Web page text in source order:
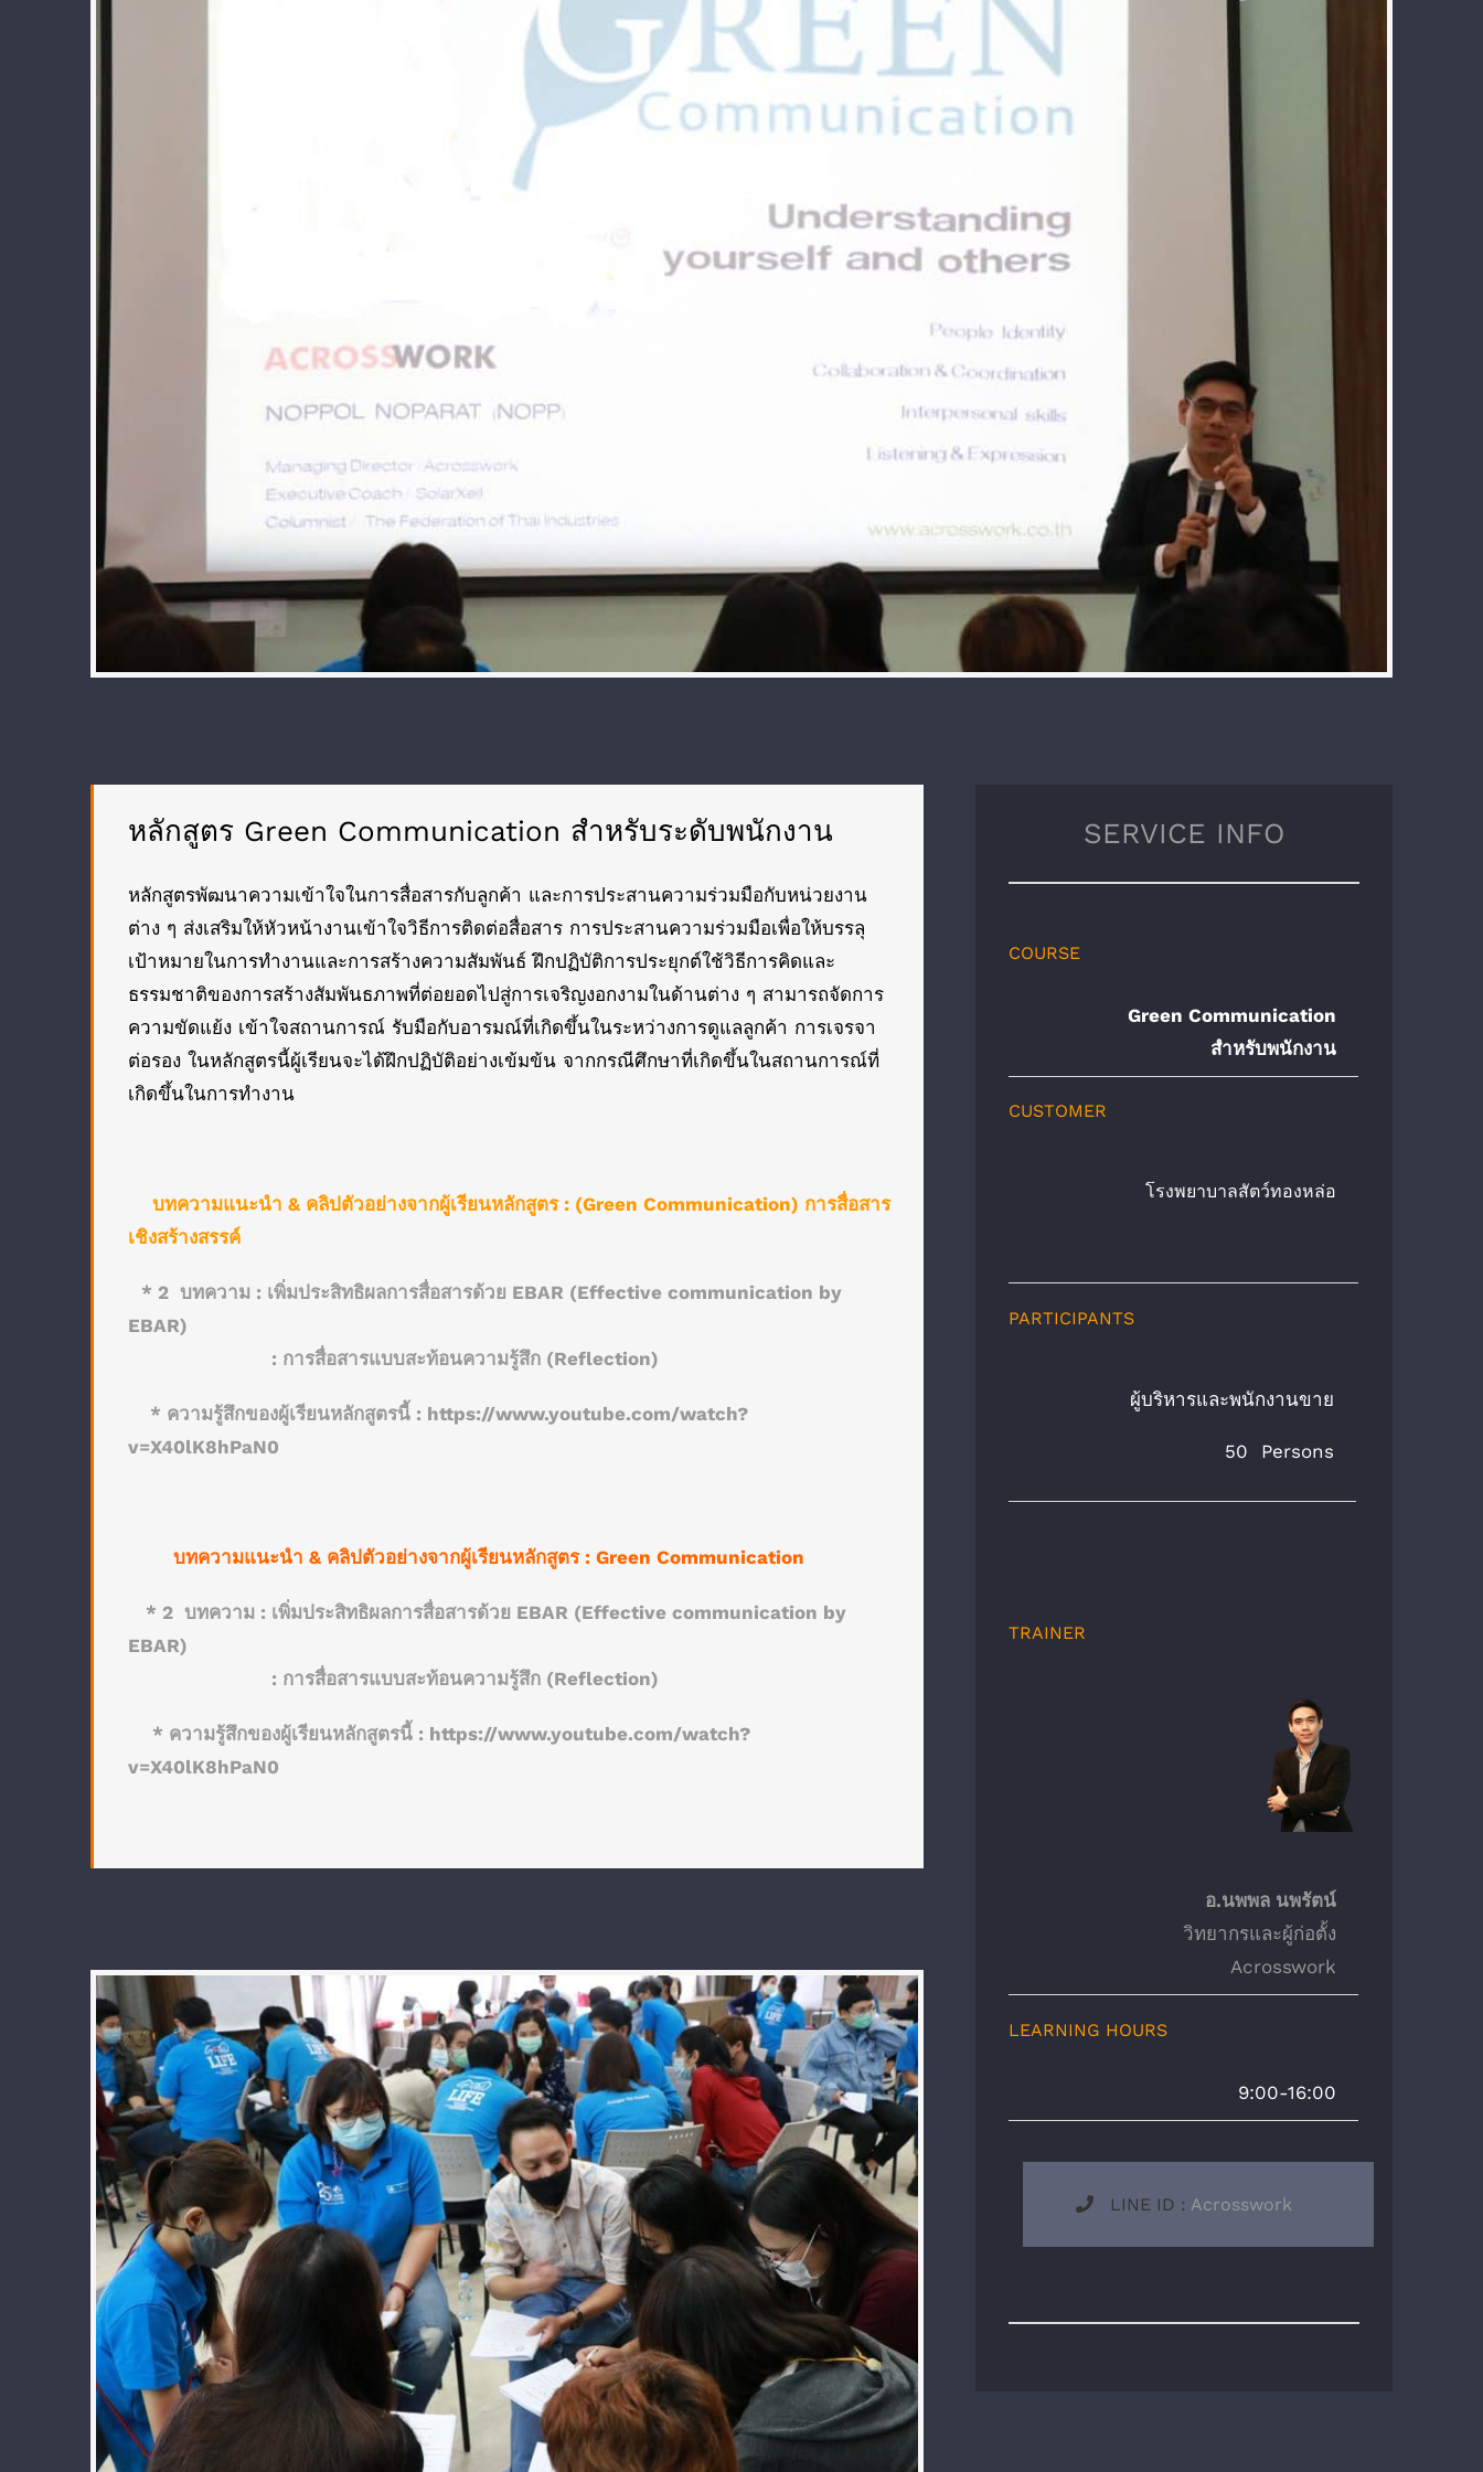
หลักสูตร Green Communication สำหรับระดับพนักงาน
หลักสูตรพัฒนาความเข้าใจในการสื่อสารกับลูกค้า และการประสานความร่วมมือกับหน่วยงาน
ต่าง ๆ ส่งเสริมให้หัวหน้างานเข้าใจวิธีการติดต่อสื่อสาร การประสานความร่วมมือเพื่อให้บรรลุ
เป้าหมายในการทำงานและการสร้างความสัมพันธ์ ฝึกปฏิบัติการประยุกต์ใช้วิธีการคิดและ
ธรรมชาติของการสร้างสัมพันธภาพที่ต่อยอดไปสู่การเจริญงอกงามในด้านต่าง ๆ สามารถจัดการ
ความขัดแย้ง เข้าใจสถานการณ์ รับมือกับอารมณ์ที่เกิดขึ้นในระหว่างการดูแลลูกค้า การเจรจา
ต่อรอง ในหลักสูตรนี้ผู้เรียนจะได้ฝึกปฏิบัติอย่างเข้มข้น จากกรณีศึกษาที่เกิดขึ้นในสถานการณ์ที่
เกิดขึ้นในการทำงาน
บทความแนะนำ & คลิปตัวอย่างจากผู้เรียนหลักสูตร : (Green Communication) การสื่อสาร
เชิงสร้างสรรค์
* 2 บทความ : เพิ่มประสิทธิผลการสื่อสารด้วย EBAR (Effective communication by
EBAR)
: การสื่อสารแบบสะท้อนความรู้สึก (Reflection)
* ความรู้สึกของผู้เรียนหลักสูตรนี้ : https://www.youtube.com/watch?
v=X40lK8hPaN0
บทความแนะนำ & คลิปตัวอย่างจากผู้เรียนหลักสูตร : Green Communication
* 2 บทความ : เพิ่มประสิทธิผลการสื่อสารด้วย EBAR (Effective communication by
EBAR)
: การสื่อสารแบบสะท้อนความรู้สึก (Reflection)
* ความรู้สึกของผู้เรียนหลักสูตรนี้ : https://www.youtube.com/watch?
v=X40lK8hPaN0
SERVICE INFO
COURSE
Green Communication
สำหรับพนักงาน
CUSTOMER
โรงพยาบาลสัตว์ทองหล่อ
PARTICIPANTS
    ผู้บริหารและพนักงานขาย
50 Persons
TRAINER
อ.นพพล นพรัตน์
วิทยากรและผู้ก่อตั้ง
Acrosswork
LEARNING HOURS
9:00-16:00
LINE ID : Acrosswork